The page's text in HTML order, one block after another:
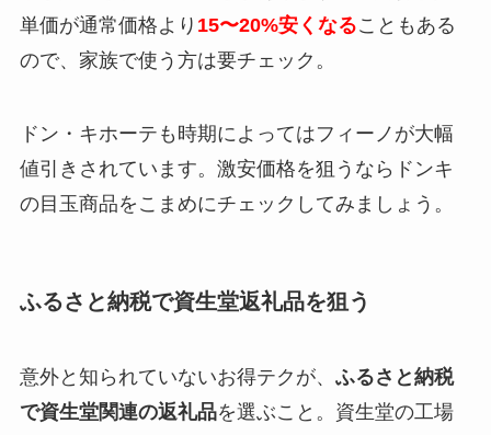
単価が通常価格より 15〜20%安くなることもある
ので、家族で使う方は要チェック。
ドン・キホーテも時期によってはフィーノが大幅
値引きされています。激安価格を狙うならドンキ
の目玉商品をこまめにチェックしてみましょう。
ふるさと納税で資生堂返礼品を狙う
意外と知られていないお得テクが、 ふるさと納税
で資生堂関連の返礼品を選ぶこと。資生堂の工場